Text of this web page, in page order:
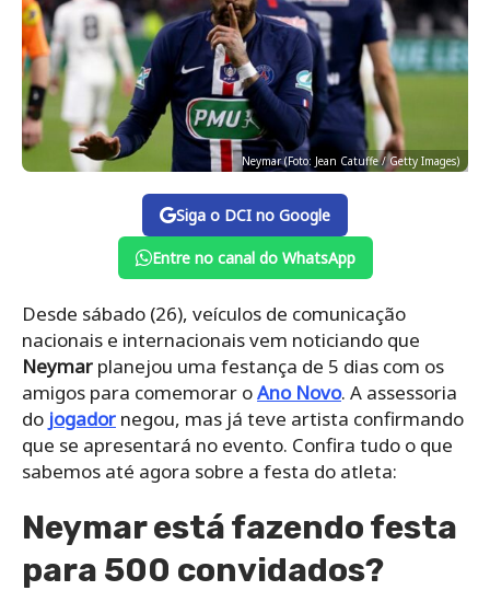
Neymar (Foto: Jean Catuffe / Getty Images)
Siga o DCI no Google
Entre no canal do WhatsApp
Desde sábado (26), veículos de comunicação
nacionais e internacionais vem noticiando que
Neymar planejou uma festança de 5 dias com os
amigos para comemorar oAno Novo. A assessoria
do jogador negou, mas já teve artista confirmando
que se apresentará no evento. Confira tudo o que
sabemos até agora sobre a festa do atleta:
Neymar está fazendo festa
para 500 convidados?